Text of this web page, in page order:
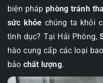
biện phápphòng tránh
sức khỏe chúng ta khỏi
tình dục? Tại Hải Phòng,
hào cung cấp các loại
bảo chất lượng.